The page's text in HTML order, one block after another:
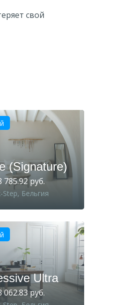
свой
(Signature)
785.92 руб.
Step, Бельгия
Ultra
062.83 руб.